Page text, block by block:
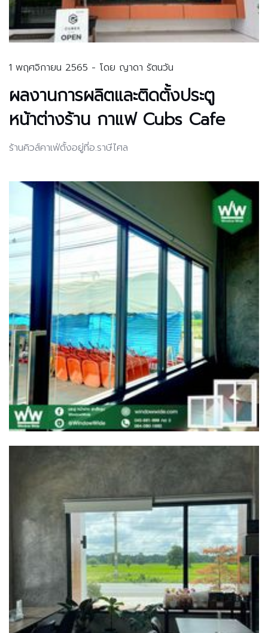
1 พฤศจิกายน 2565 - โดย ญาดา รัตนวัน
ผลงานการผลิตและติดตั้งประตู
หน้าต่างร้าน กาแฟ Cubs Cafe
ร้านคิวส์คาเฟ่ตั้งอยู่ที่อ.ราษีไศล